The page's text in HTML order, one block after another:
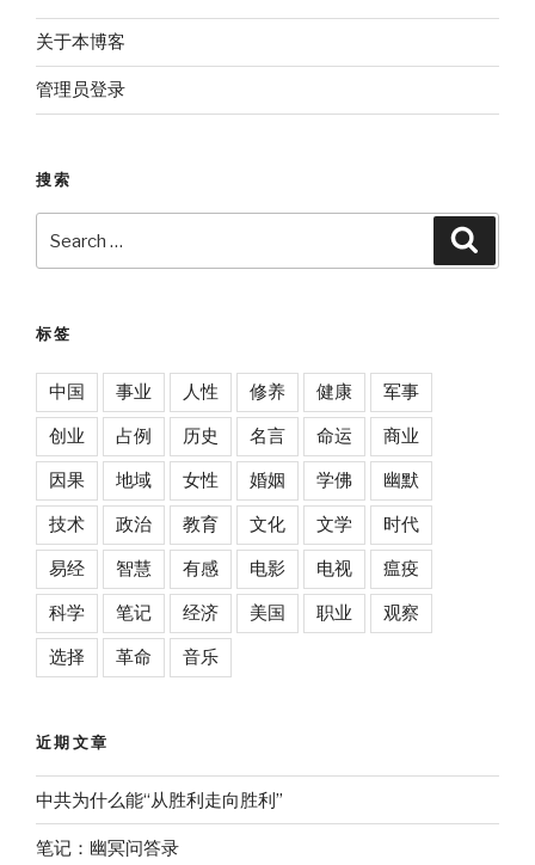
关于本博客
管理员登录
搜索
for:
标签
中国 事业 人性 修养 健康 军事
创业 占例 历史 名言 命运 商业
因果 地域 女性 婚姻 学佛 幽默
技术 政治 教育 文化 文学 时代
易经 智慧 有感 电影 电视 瘟疫
科学 笔记 经济 美国 职业 观察
选择 革命 音乐
近期文章
中共为什么能“从胜利走向胜利”
笔记：幽冥问答录